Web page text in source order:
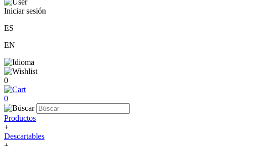
Iniciar sesión
ES
EN
0
0
Productos
+
Descartables